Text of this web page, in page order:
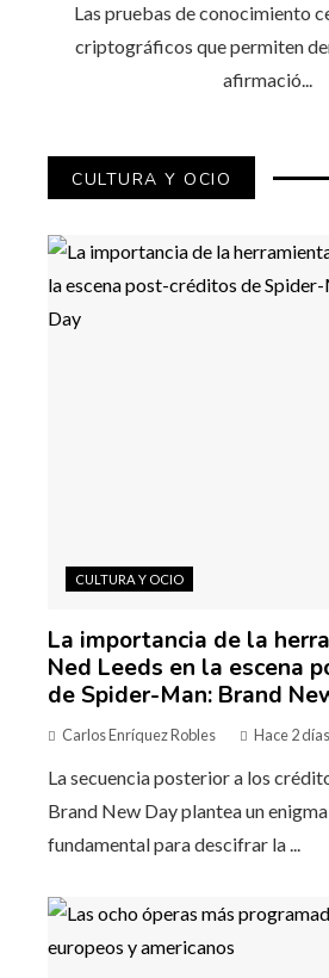
Las pruebas de conocimiento
criptográficos que permiten
afirmació...
CULTURA Y OCIO
CULTURA Y OCIO
La importancia de la
Ned Leeds en la escena
de Spider-Man: Brand
Carlos Enríquez Robles Hace 2 días
La secuencia posterior a los
Brand New Day plantea un
fundamental para descifrar la ...